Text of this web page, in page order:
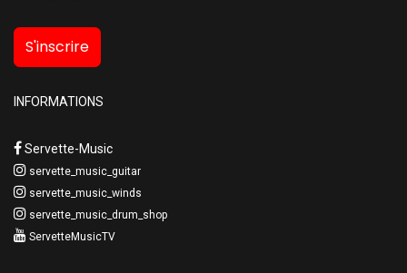
S'inscrire
INFORMATIONS
Servette-Music
servette_music_guitar
servette_music_winds
servette_music_drum_shop
ServetteMusicTV